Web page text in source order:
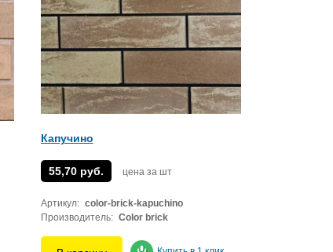
Капучино
55,70 руб. цена за шт
Артикул: color-brick-kapuchino
Производитель: Color brick